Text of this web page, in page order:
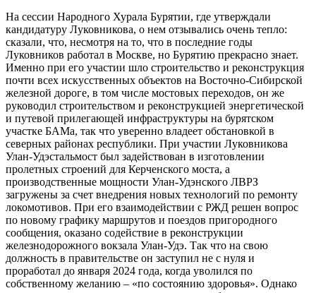
На сессии Народного Хурала Бурятии, где утверждали
кандидатуру Луковникова, о нем отзывались очень тепло:
сказали, что, несмотря на то, что в последние годы
Луковников работал в Москве, но Бурятию прекрасно знает.
Именно при его участии шло строительство и реконструкция
почти всех искусственных объектов на Восточно-Сибирской
железной дороге, в том числе мостовых переходов, он же
руководил строительством и реконструкцией энергетической
и путевой прилегающей инфраструктуры на бурятском
участке БАМа, так что уверенно владеет обстановкой в
северных районах республики. При участии Луковникова
Улан-Удэстальмост был задействован в изготовлении
пролетных строений для Керченского моста, а
производственные мощности Улан-Удэнского ЛВРЗ
загружены за счет внедрения новых технологий по ремонту
локомотивов. При его взаимодействии с РЖД решен вопрос
по новому графику маршрутов и поездов пригородного
сообщения, оказано содействие в реконструкции
железнодорожного вокзала Улан-Удэ. Так что на свою
должность в правительстве он заступил не с нуля и
проработал до января 2024 года, когда уволился по
собственному желанию – «по состоянию здоровья». Однако